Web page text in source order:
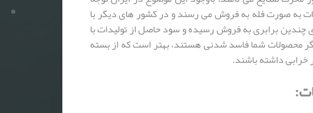
به صورت فله به فروش می رسند و در کشور های دیگر با
برابری به فروش رسیده و سود حاصل از تولیدات با
محصولات شما فاسد شدنی هستند، بهتر است که از بسته
داشته باشند.